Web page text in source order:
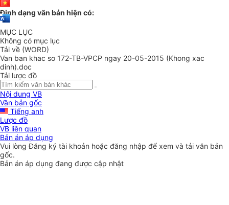
Định dạng văn bản hiện có:
MỤC LỤC
Không có mục lục
Tải về (WORD)
Van ban khac so 172-TB-VPCP ngay 20-05-2015 (Khong xac
dinh).doc
Tải lược đồ
Nội dung VB
Văn bản gốc
Tiếng anh
Lược đồ
VB liên quan
Bản án áp dụng
Vui lòngĐăng ký tài khoản hoặc đăng nhập để xem và tải văn bản
gốc.
Bản án áp dụng đang được cập nhật